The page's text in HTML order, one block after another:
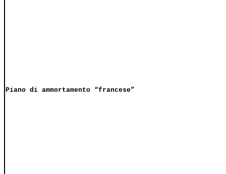
Piano di ammortamento “francese”